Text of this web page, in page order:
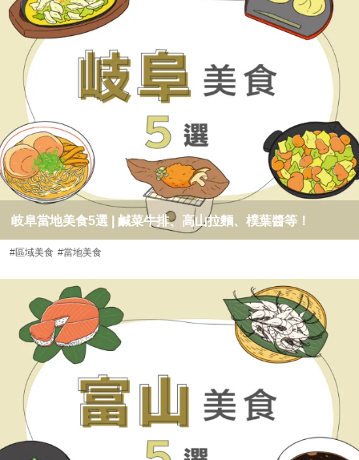
岐阜當地美食5選 | 鹹菜牛排、高山拉麵、樸葉醬等！
#區域美食 #當地美食